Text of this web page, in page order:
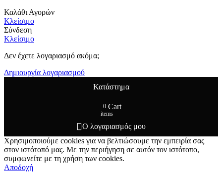
Καλάθι Αγορών
Κλείσιμο
Σύνδεση
Κλείσιμο
Δεν έχετε λογαριασμό ακόμα;
Δημιουργία λογαριασμού
Κατάστημα
0
items
Cart
Ο λογαριασμός μου
Χρησιμοποιούμε cookies για να βελτιώσουμε την εμπειρία σας
στον ιστότοπό μας. Με την περιήγηση σε αυτόν τον ιστότοπο,
συμφωνείτε με τη χρήση των cookies.
Αποδοχή